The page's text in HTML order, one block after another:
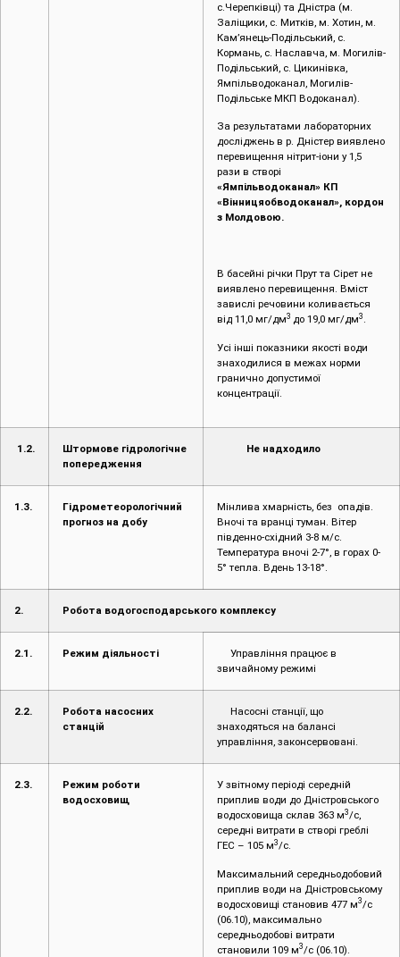
с.Черепківці) та Дністра (м.
Заліщики, с. Митків, м. Хотин, м.
Кам’янець-Подільський, с.
Кормань, с. Наславча, м. Могилів-
Подільський, с. Цикинівка,
Ямпільводоканал, Могилів-
Подільське МКП Водоканал).
За результатами лабораторних
досліджень в р. Дністер виявлено
перевищення нітрит-іони у 1,5
рази в створі
«Ямпільводоканал» КП
«Вінницяобводоканал», кордон
з Молдовою.
В басейні річки Прут та Сірет не
виявлено перевищення. Вміст
завислі речовини коливається
від 11,0 мг/дм3 до 19,0 мг/дм3 .
Усі інші показники якості води
знаходилися в межах норми
гранично допустимої
концентрації.
1.2.
Штормове гідрологічне
попередження
Не надходило
1.3.
Гідрометеорологічний
прогноз на добу
Мінлива хмарність, без опадів.
Вночі та вранці туман. Вітер
південно-східний 3-8 м/с.
Температура вночі 2-7°, в горах 0-
5° тепла. Вдень 13-18°.
2. Робота водогосподарського комплексу
2.1. Режим діяльності
Управління працює в
звичайному режимі
2.2.
Робота насосних
станцій
Насосні станції, що
знаходяться на балансі
управління, законсервовані.
2.3.
Режим роботи
водосховищ
У звітному періоді середній
приплив води до Дністровського
водосховища склав 363 м3/с,
середні витрати в створі греблі
ГЕС – 105 м3/с.
Максимальний середньодобовий
приплив води на Дністровському
водосховищі становив 477 м3/с
(06.10), максимально
середньодобові витрати
становили 109 м3/с (06.10).